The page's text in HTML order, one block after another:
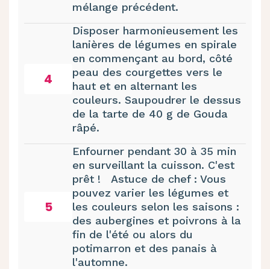
mélange précédent.
4
Disposer harmonieusement les
lanières de légumes en spirale
en commençant au bord, côté
peau des courgettes vers le
haut et en alternant les
couleurs. Saupoudrer le dessus
de la tarte de 40 g de Gouda
râpé.
5
Enfourner pendant 30 à 35 min
en surveillant la cuisson. C'est
prêt ! Astuce de chef : Vous
pouvez varier les légumes et
les couleurs selon les saisons :
des aubergines et poivrons à la
fin de l'été ou alors du
potimarron et des panais à
l'automne.